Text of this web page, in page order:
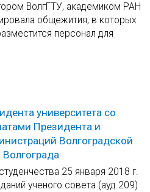
ВолгГТУ, академиком РАН
общежития, в которых
персонал для
университета со
Президента и
Волгоградской
Волгограда
25 января 2018 г.
ученого совета (ауд.209)